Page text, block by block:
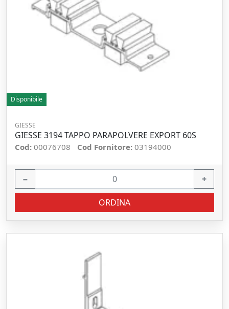
Disponibile
GIESSE
GIESSE 3194 TAPPO PARAPOLVERE EXPORT 60S
Cod: 00076708 Cod Fornitore: 03194000
− +
ORDINA